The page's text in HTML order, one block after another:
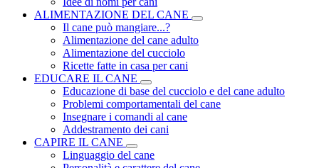
ALIMENTAZIONE DEL CANE
Il cane può mangiare...?
Alimentazione del cane adulto
Alimentazione del cucciolo
Ricette fatte in casa per cani
EDUCARE IL CANE
Educazione di base del cucciolo e del cane adulto
Problemi comportamentali del cane
Insegnare i comandi al cane
Addestramento dei cani
CAPIRE IL CANE
Linguaggio del cane